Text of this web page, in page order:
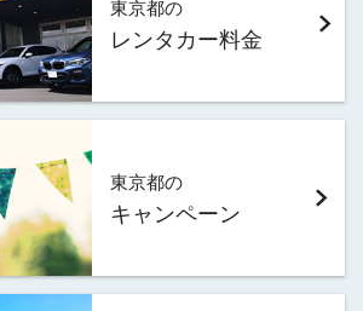
東京都の
レンタカー料金
東京都の
キャンペーン